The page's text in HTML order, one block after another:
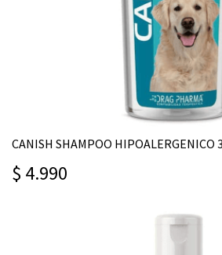
CANISH SHAMPOO HIPOALERGENICO
$ 4.990